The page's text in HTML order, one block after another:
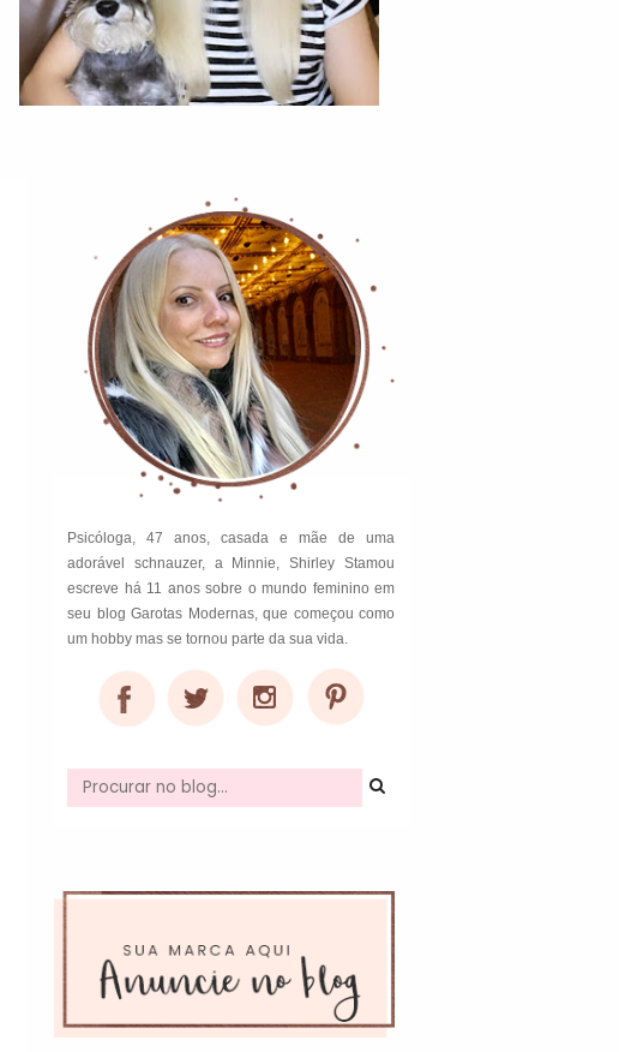
Psicóloga, 47 anos, casada e mãe de uma
adorável schnauzer, a Minnie, Shirley Stamou
escreve há 11 anos sobre o mundo feminino em
seu blog Garotas Modernas, que começou como
um hobby mas se tornou parte da sua vida.